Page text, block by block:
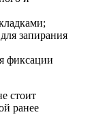
запирания
фиксации
стоит
ранее